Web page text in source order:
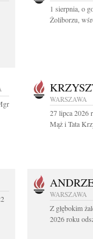
1 sierpnia, o
Żoliborzu,
WARSZAWA
27 lipca 2026
Mąż i Tata
WARSZAWA
Z głębokim
2026 roku